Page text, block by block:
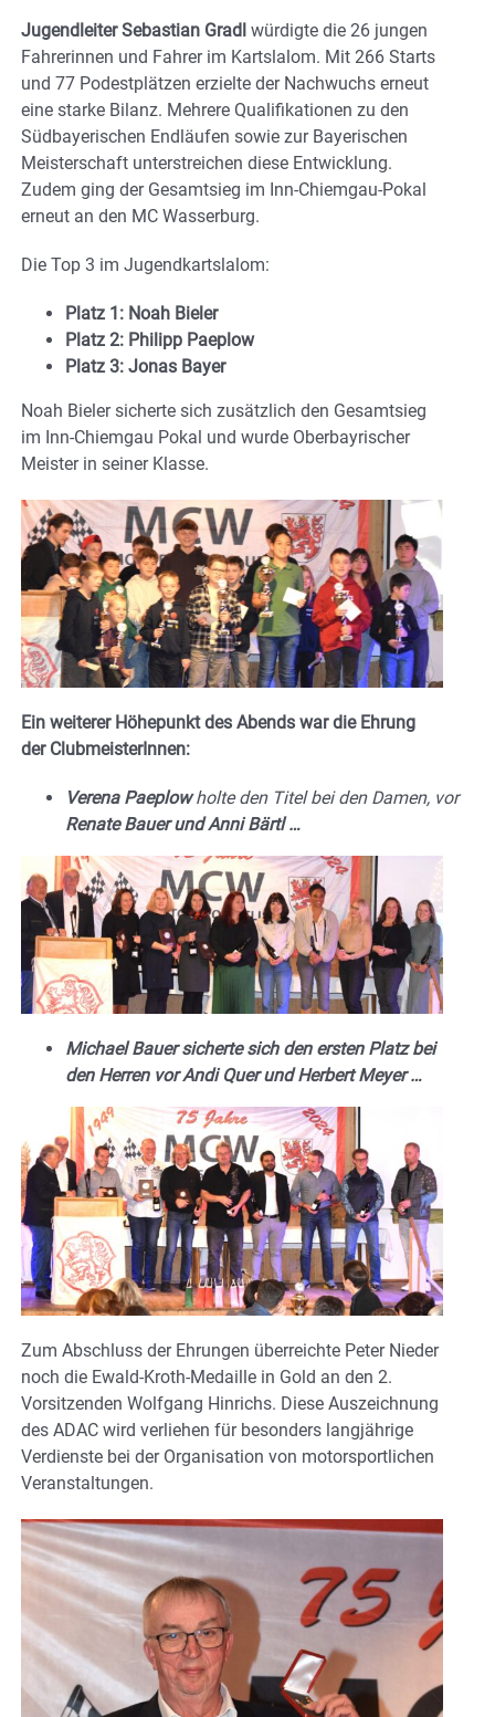
Jugendleiter Sebastian Gradl würdigte die 26 jungen
Fahrerinnen und Fahrer im Kartslalom. Mit 266 Starts
und 77 Podestplätzen erzielte der Nachwuchs erneut
eine starke Bilanz. Mehrere Qualifikationen zu den
Südbayerischen Endläufen sowie zur Bayerischen
Meisterschaft unterstreichen diese Entwicklung.
Zudem ging der Gesamtsieg im Inn-Chiemgau-Pokal
erneut an den MC Wasserburg.
Die Top 3 im Jugendkartslalom:
Platz 1: Noah Bieler
Platz 2: Philipp Paeplow
Platz 3: Jonas Bayer
Noah Bieler sicherte sich zusätzlich den Gesamtsieg
im Inn-Chiemgau Pokal und wurde Oberbayrischer
Meister in seiner Klasse.
Ein weiterer Höhepunkt des Abends war die Ehrung
der ClubmeisterInnen:
Verena Paeplowholte den Titel bei den Damen, vor
Renate Bauer und Anni Bärtl …
Michael Bauer sicherte sich den ersten Platz bei
den Herren vor Andi Quer und Herbert Meyer …
Zum Abschluss der Ehrungen überreichte Peter Nieder
noch die Ewald-Kroth-Medaille in Gold an den 2.
Vorsitzenden Wolfgang Hinrichs. Diese Auszeichnung
des ADAC wird verliehen für besonders langjährige
Verdienste bei der Organisation von motorsportlichen
Veranstaltungen.